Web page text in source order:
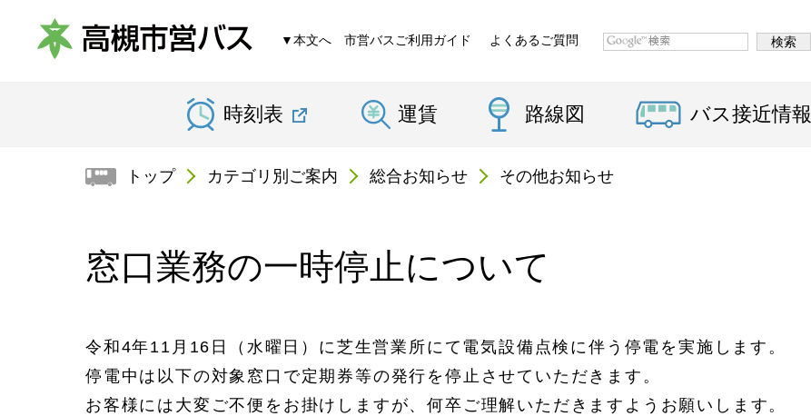
槻
市
ス
▼本文へ 市営バスご利用ガイド よくあるご質問
時刻表 運賃 路線図 バス接近情報
トップ カテゴリ別ご案内 総合お知らせ その他お知らせ
窓口業務の一時停止について
令和4年11月16日（水曜日）に芝生営業所にて電気設備点検に伴う停電を実施します。
停電中は以下の対象窓口で定期券等の発行を停止させていただきます。
お客様には大変ご不便をお掛けしますが、何卒ご理解いただきますようお願いします。